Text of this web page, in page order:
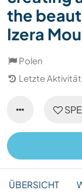
the
Izera
Polen
Letzte Aktivität
ÜBERSICHT